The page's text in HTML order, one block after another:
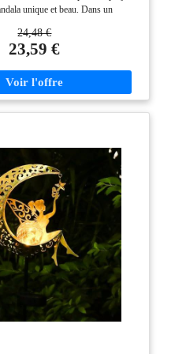
unique et beau. Dans un
la clôture ou du mur et créer une
et chaleureuse. Ils sont très
les amis. Qualité supérieure : Les
éclairages de clôture sont tous en
etc. (Conseils d'hiver : dans un
basse température, l'efficacité de
de l'énergie solaire sera réduite.)
scènes : Vous pouvez placer ces
pour terrasse à l'extérieur sur les
les tables, les escaliers ou d'autres
solaires d'extérieur pour clôture
à la décoration extérieure, la
la décoration murale, la décoration
d'escalier. Facile à utiliser :
ne nécessitent pas de câblage
en utilisant l'énergie solaire pour
et de l'argent. Il suffit d'allumer
24,48 €
23,59 €